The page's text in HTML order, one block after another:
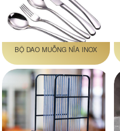
BỘ DAO MUỖNG NĨA INOX